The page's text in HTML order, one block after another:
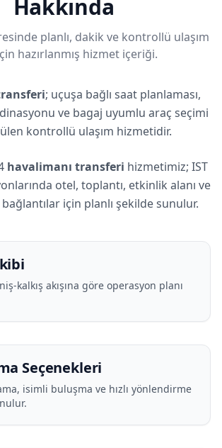
Hakkında
planlı, dakik ve kontrollü ulaşım
hazırlanmış hizmet içeriği.
; uçuşa bağlı saat planlaması,
ve bagaj uyumlu araç seçimi
kontrollü ulaşım hizmetidir.
havalimanı transferi hizmetimiz; IST
otel, toplantı, etkinlik alanı ve
için planlı şekilde sunulur.
kalkış akışına göre operasyon planı
Seçenekleri
isimli buluşma ve hızlı yönlendirme